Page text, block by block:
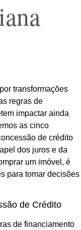
transformações
regras de
impactar ainda
as cinco
de crédito
dos juros e da
um imóvel, é
para tomar decisões
de Crédito
de financiamento